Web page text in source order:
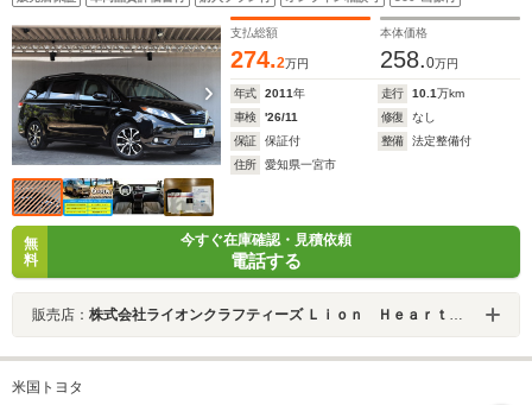
アモニター 18インチAW
支払総額
274.2万円
本体価格
258.0万円
年式 2011年 走行 10.1万km
車検
'26/11 修復
なし
保証
保証付 整備
法定整備付
住所
愛知県一宮市
無
料
今すぐ在庫確認・見積依頼
電話する
販売店： 株式会社ライオンクラフティーズ Ｌｉｏｎ Ｈｅａｒｔ ライオンハート
米国トヨタ